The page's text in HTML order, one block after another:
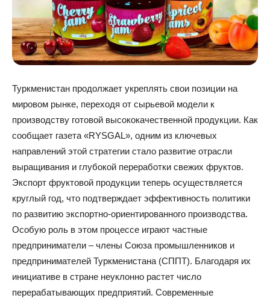
Туркменистан продолжает укреплять свои позиции на
мировом рынке, переходя от сырьевой модели к
производству готовой высококачественной продукции. Как
сообщает газета «RYSGAL», одним из ключевых
направлений этой стратегии стало развитие отрасли
выращивания и глубокой переработки свежих фруктов.
Экспорт фруктовой продукции теперь осуществляется
круглый год, что подтверждает эффективность политики
по развитию экспортно-ориентированного производства.
Особую роль в этом процессе играют частные
предприниматели – члены Союза промышленников и
предпринимателей Туркменистана (СППТ). Благодаря их
инициативе в стране неуклонно растет число
перерабатывающих предприятий. Современные